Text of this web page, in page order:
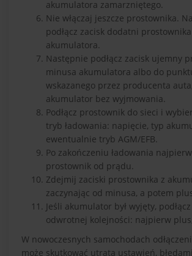
akumulatora zamarzniętego.
Nie włączaj jeszcze prostownika.
podłącz zacisk dodatni
akumulatora.
Następnie podłącz zacisk ujemny
minusa akumulatora albo do
wskazanego przez producenta
akumulator bez wyjmowania.
Podłącz prostownik do sieci i
tryb ładowania: napięcie, typ
ewentualnie tryb AGM/EFB.
Po zakończeniu ładowania najpierw
prostownik od prądu.
Zdejmij zaciski prostownika z
zaczynając od minusa, a potem
Jeśli akumulator był wyjęty,
odwrotnej kolejności: najpierw
W nowoczesnych samochodach
może skutkować utratą ustawień,